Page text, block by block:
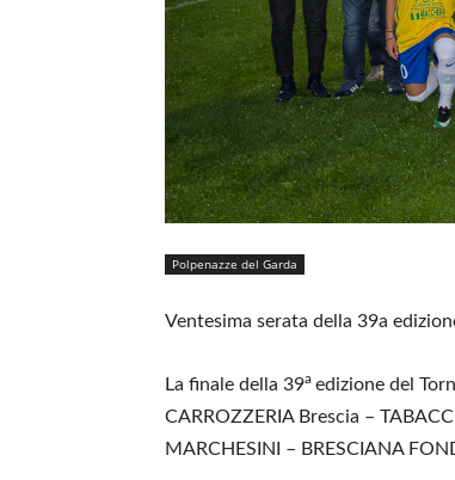
Polpenazze del Garda
Ventesima serata della 39a
La finale della 39a edizione del
CARROZZERIA Brescia –
MARCHESINI – BRESCIANA